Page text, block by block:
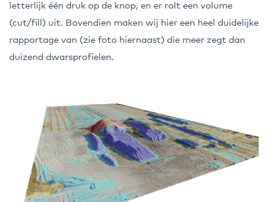
letterlijk één druk op de knop, en er rolt een volume
(cut/fill) uit. Bovendien maken wij hier een heel duidelijke
rapportage van (zie foto hiernaast) die meer zegt dan
duizend dwarsprofielen.